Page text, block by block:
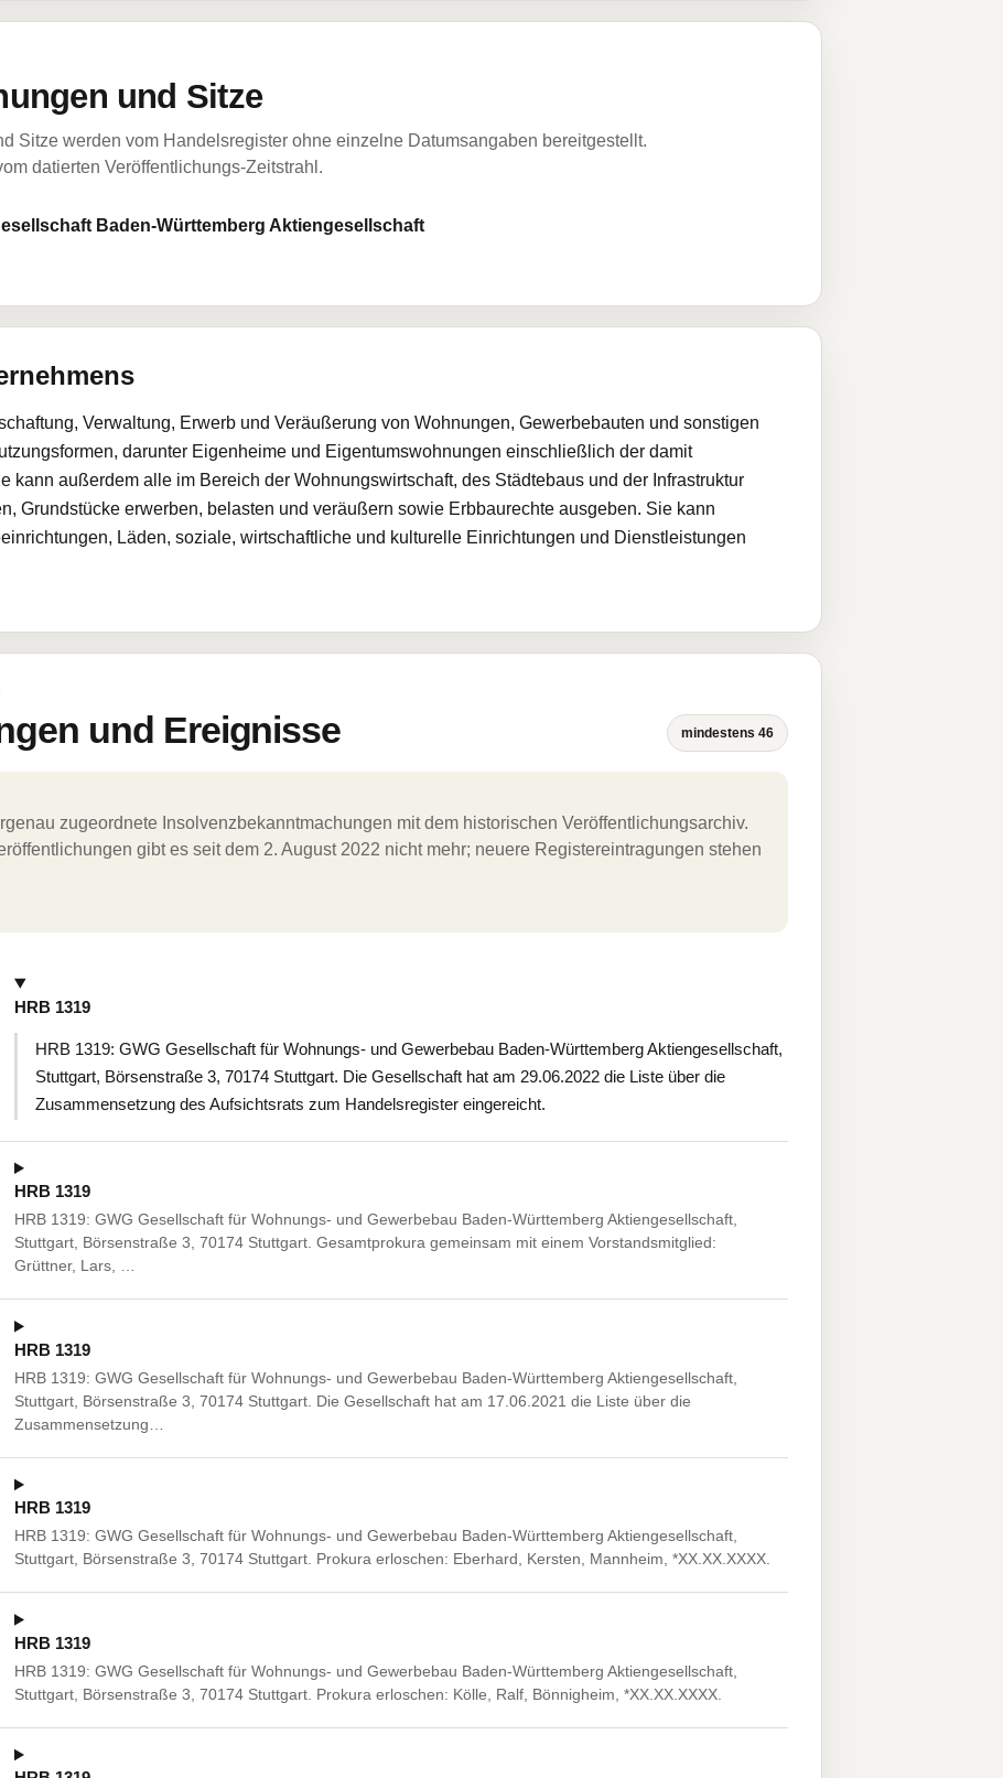
und Sitze
Sitze werden vom Handelsregister ohne einzelne Datumsangaben bereitgestellt.
datierten Veröffentlichungs-Zeitstrahl.
Baden-Württemberg Aktiengesellschaft
Verwaltung, Erwerb und Veräußerung von Wohnungen, Gewerbebauten und sonstigen
darunter Eigenheime und Eigentumswohnungen einschließlich der damit
kann außerdem alle im Bereich der Wohnungswirtschaft, des Städtebaus und der Infrastruktur
Grundstücke erwerben, belasten und veräußern sowie Erbbaurechte ausgeben. Sie kann
Läden, soziale, wirtschaftliche und kulturelle Einrichtungen und Dienstleistungen
und Ereignisse mindestens 46
zugeordnete Insolvenzbekanntmachungen mit dem historischen Veröffentlichungsarchiv.
gibt es seit dem 2. August 2022 nicht mehr; neuere Registereintragungen stehen
HRB 1319
HRB 1319: GWG Gesellschaft für Wohnungs- und Gewerbebau Baden-Württemberg Aktiengesellschaft,
Stuttgart, Börsenstraße 3, 70174 Stuttgart. Die Gesellschaft hat am 29.06.2022 die Liste über die
Zusammensetzung des Aufsichtsrats zum Handelsregister eingereicht.
HRB 1319
HRB 1319: GWG Gesellschaft für Wohnungs- und Gewerbebau Baden-Württemberg Aktiengesellschaft,
Stuttgart, Börsenstraße 3, 70174 Stuttgart. Gesamtprokura gemeinsam mit einem Vorstandsmitglied:
Grüttner, Lars, …
HRB 1319
HRB 1319: GWG Gesellschaft für Wohnungs- und Gewerbebau Baden-Württemberg Aktiengesellschaft,
Stuttgart, Börsenstraße 3, 70174 Stuttgart. Die Gesellschaft hat am 17.06.2021 die Liste über die
Zusammensetzung…
HRB 1319
HRB 1319: GWG Gesellschaft für Wohnungs- und Gewerbebau Baden-Württemberg Aktiengesellschaft,
Stuttgart, Börsenstraße 3, 70174 Stuttgart. Prokura erloschen: Eberhard, Kersten, Mannheim, *XX.XX.XXXX.
HRB 1319
HRB 1319: GWG Gesellschaft für Wohnungs- und Gewerbebau Baden-Württemberg Aktiengesellschaft,
Stuttgart, Börsenstraße 3, 70174 Stuttgart. Prokura erloschen: Kölle, Ralf, Bönnigheim, *XX.XX.XXXX.